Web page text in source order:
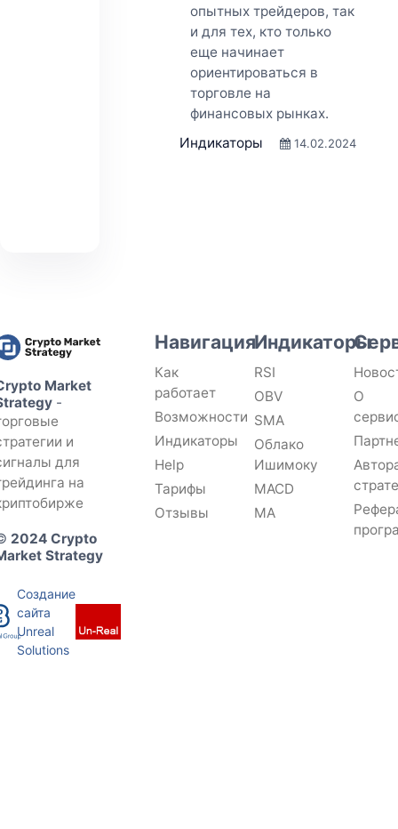
опытных трейдеров, так
и для тех, кто только
еще начинает
ориентироваться в
торговле на
финансовых рынках.
Индикаторы
14.02.2024
Market
-
и
для
на
2024 Crypto
Strategy
Создание
сайта
Unreal
Solutions
Навигация
Как
работает
Возможности
Индикаторы
Help
Тарифы
Отзывы
Индикаторы
RSI
OBV
SMA
Облако
Ишимоку
MACD
MA
О